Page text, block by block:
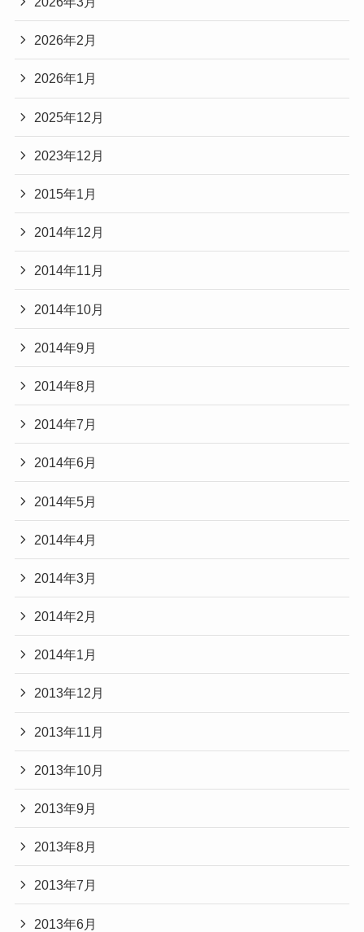
2026年2月
2026年1月
2025年12月
2023年12月
2015年1月
2014年12月
2014年11月
2014年10月
2014年9月
2014年8月
2014年7月
2014年6月
2014年5月
2014年4月
2014年3月
2014年2月
2014年1月
2013年12月
2013年11月
2013年10月
2013年9月
2013年8月
2013年7月
2013年6月